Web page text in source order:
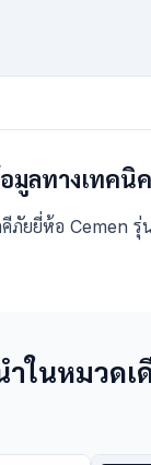
มูลทางเทคนิ
ภัยยี่ห้อ Cemen รุ่
ในหมวดเ